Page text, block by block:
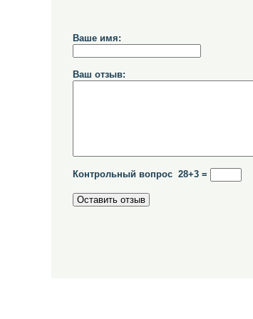
Ваше имя:
Ваш отзыв:
Контрольный вопрос 28+3 =